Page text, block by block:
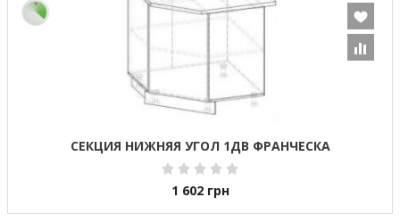
СЕКЦИЯ НИЖНЯЯ УГОЛ 1ДВ ФРАНЧЕСКА
1 602 грн